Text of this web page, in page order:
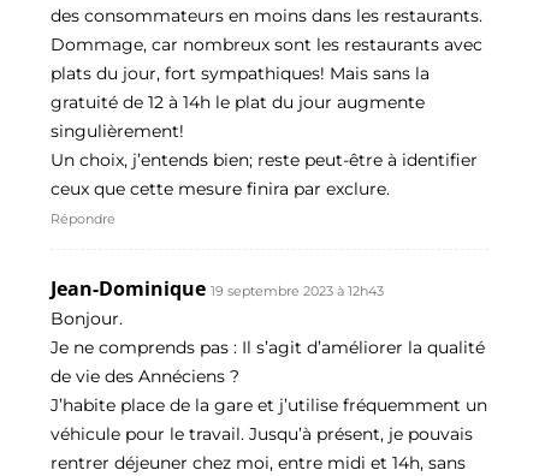
des consommateurs en moins dans les restaurants.
Dommage, car nombreux sont les restaurants avec
plats du jour, fort sympathiques! Mais sans la
gratuité de 12 à 14h le plat du jour augmente
singulièrement!
Un choix, j’entends bien; reste peut-être à identifier
ceux que cette mesure finira par exclure.
Répondre
Jean-Dominique 19 septembre 2023 à 12h43
Bonjour.
Je ne comprends pas : Il s’agit d’améliorer la qualité
de vie des Annéciens ?
J’habite place de la gare et j’utilise fréquemment un
véhicule pour le travail. Jusqu’à présent, je pouvais
rentrer déjeuner chez moi, entre midi et 14h, sans